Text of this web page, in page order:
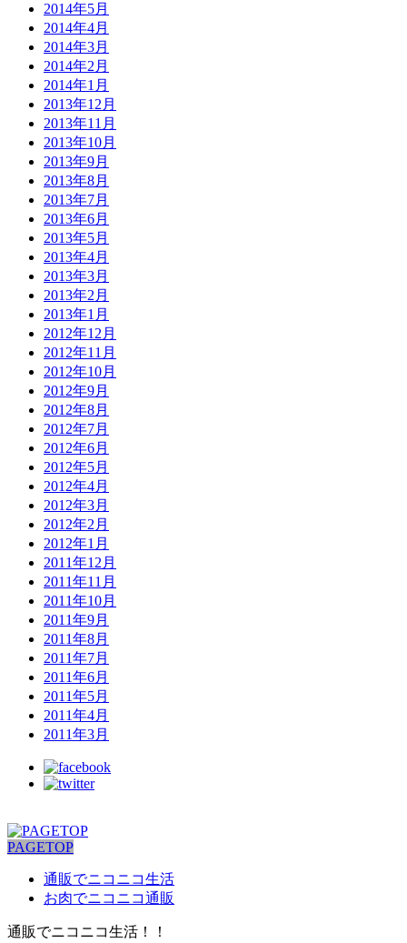
2014年5月
2014年4月
2014年3月
2014年2月
2014年1月
2013年12月
2013年11月
2013年10月
2013年9月
2013年8月
2013年7月
2013年6月
2013年5月
2013年4月
2013年3月
2013年2月
2013年1月
2012年12月
2012年11月
2012年10月
2012年9月
2012年8月
2012年7月
2012年6月
2012年5月
2012年4月
2012年3月
2012年2月
2012年1月
2011年12月
2011年11月
2011年10月
2011年9月
2011年8月
2011年7月
2011年6月
2011年5月
2011年4月
2011年3月
PAGETOP
通販でニコニコ生活
お肉でニコニコ通販
通販でニコニコ生活！！